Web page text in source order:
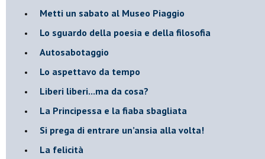
​Metti un sabato al Museo Piaggio
​Lo sguardo della poesia e della filosofia
Autosabotaggio
​Lo aspettavo da tempo
​Liberi liberi...ma da cosa?
​La Principessa e la fiaba sbagliata
Si prega di entrare un’ansia alla volta!
​La felicità